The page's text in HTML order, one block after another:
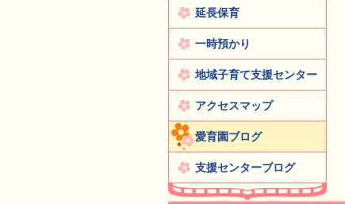
延長保育
一時預かり
地域子育て支援センター
アクセスマップ
愛育園ブログ
支援センターブログ